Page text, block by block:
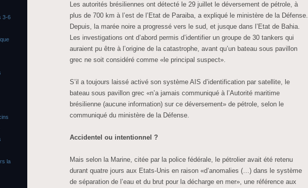
Les autorités brésiliennes ont détecté le 29 juillet le déversement de pétrole, à
plus de 700 km à l’est de l’Etat de Paraiba, a expliqué le ministère de la Défense.
Depuis, la marée noire a progressé vers le sud, et jusque dans l’Etat de Bahia.
Les investigations ont d’abord permis d’identifier un groupe de 30 tankers qui
auraient pu être à l’origine de la catastrophe, avant qu’un bateau sous pavillon
grec ne soit considéré comme «le principal suspect».
S’il a toujours laissé activé son système AIS d’identification par satellite, le
bateau sous pavillon grec «n’a jamais communiqué à l’Autorité maritime
brésilienne (aucune information) sur ce déversement» de pétrole, selon le
communiqué du ministère de la Défense.
Accidentel ou intentionnel ?
Mais selon la Marine, citée par la police fédérale, le pétrolier avait été retenu
durant quatre jours aux Etats-Unis en raison «d’anomalies (…) dans le système
de séparation de l’eau et du brut pour la décharge en mer», une référence aux
3-6
la